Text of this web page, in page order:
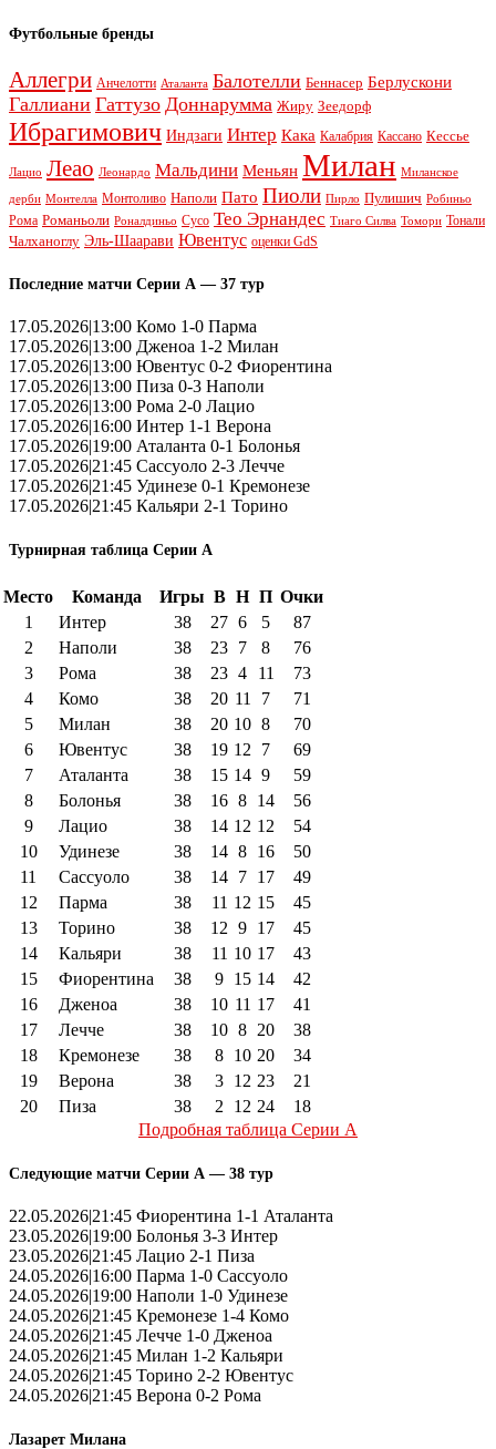
Футбольные бренды
Аллегри Анчелотти Аталанта Балотелли Беннасер Берлускони
Галлиани Гаттузо Доннарумма Жиру Зеедорф
Ибрагимович Индзаги Интер Кака Калабрия Кассано Кессье
Лацио Леао Леонардо Мальдини Меньян Милан Миланское
дерби Монтелла Монтоливо Наполи Пато Пиоли Пирло Пулишич Робиньо
Рома Романьоли Роналдиньо Сусо Тео Эрнандес Тиаго Силва Томори Тонали
Чалханоглу Эль-Шаарави Ювентус оценки GdS
Последние матчи Серии А — 37 тур
17.05.2026|13:00 Комо 1-0 Парма
17.05.2026|13:00 Дженоа 1-2 Милан
17.05.2026|13:00 Ювентус 0-2 Фиорентина
17.05.2026|13:00 Пиза 0-3 Наполи
17.05.2026|13:00 Рома 2-0 Лацио
17.05.2026|16:00 Интер 1-1 Верона
17.05.2026|19:00 Аталанта 0-1 Болонья
17.05.2026|21:45 Сассуоло 2-3 Лечче
17.05.2026|21:45 Удинезе 0-1 Кремонезе
17.05.2026|21:45 Кальяри 2-1 Торино
Турнирная таблица Серии А
Место Команда Игры В Н П Очки
1
Интер 38 27 6 5
87
2
Наполи 38 23 7 8
76
3
Рома 38 23 4 11
73
4
Комо 38 20 11 7
71
5
Милан 38 20 10 8
70
6
Ювентус 38 19 12 7
69
7
Аталанта 38 15 14 9
59
8
Болонья 38 16 8 14
56
9
Лацио 38 14 12 12
54
10
Удинезе 38 14 8 16
50
11
Сассуоло 38 14 7 17
49
12
Парма 38 11 12 15
45
13
Торино 38 12 9 17
45
14
Кальяри 38 11 10 17
43
15
Фиорентина 38 9 15 14
42
16
Дженоа 38 10 11 17
41
17
Лечче 38 10 8 20
38
18
Кремонезе 38 8 10 20
34
19
Верона 38 3 12 23
21
20
Пиза 38 2 12 24
18
Подробная таблица Серии А
Следующие матчи Серии А — 38 тур
22.05.2026|21:45 Фиорентина 1-1 Аталанта
23.05.2026|19:00 Болонья 3-3 Интер
23.05.2026|21:45 Лацио 2-1 Пиза
24.05.2026|16:00 Парма 1-0 Сассуоло
24.05.2026|19:00 Наполи 1-0 Удинезе
24.05.2026|21:45 Кремонезе 1-4 Комо
24.05.2026|21:45 Лечче 1-0 Дженоа
24.05.2026|21:45 Милан 1-2 Кальяри
24.05.2026|21:45 Торино 2-2 Ювентус
24.05.2026|21:45 Верона 0-2 Рома
Лазарет Милана